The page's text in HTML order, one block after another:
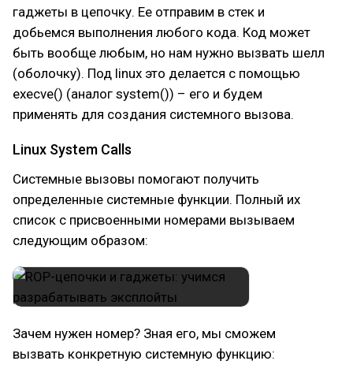
гаджеты в цепочку. Ее отправим в стек и
добьемся выполнения любого кода. Код может
быть вообще любым, но нам нужно вызвать шелл
(оболочку). Под linux это делается с помощью
execve() (аналог system()) – его и будем
применять для создания системного вызова.
Linux System Calls
Системные вызовы помогают получить
определенные системные функции. Полный их
список с присвоенными номерами вызываем
следующим образом:
Зачем нужен номер? Зная его, мы сможем
вызвать конкретную системную функцию: